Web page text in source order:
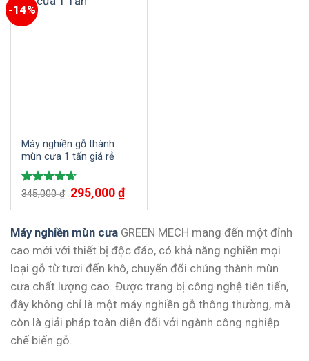
-14%
Máy nghiền gỗ thành
mùn cưa 1 tấn giá rẻ
Được xếp
345,000₫ Giá
gốc
là:
295,000₫Giá
hiện
tại
295,000 ₫.
Máy nghiền mùn cưa GREEN MECH mang đến một đỉnh
cao mới với thiết bị độc đáo, có khả năng nghiền mọi
loại gỗ từ tươi đến khô, chuyển đổi chúng thành mùn
cưa chất lượng cao. Được trang bị công nghệ tiên tiến,
đây không chỉ là một máy nghiền gỗ thông thường, mà
còn là giải pháp toàn diện đối với ngành công nghiệp
chế biến gỗ.